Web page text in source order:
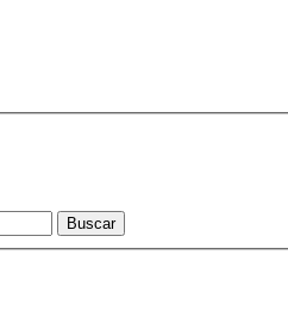
Buscar